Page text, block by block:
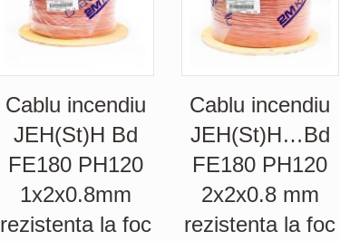
Cablu incendiu
JEH(St)H Bd
FE180 PH120
1x2x0.8mm
rezistenta la foc
Cablu incendiu
JEH(St)H…Bd
FE180 PH120
2x2x0.8 mm
rezistenta la foc